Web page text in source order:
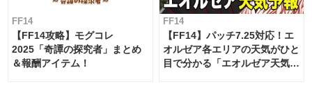
FF14
【FF14攻略】モグコレ
2025「奇譚の探究者」まとめ
＆報酬アイテム！
FF14
【FF14】パッチ7.25対応！エ
オルゼア各エリアの天気がひと
目で分かる「エオルゼア天気予